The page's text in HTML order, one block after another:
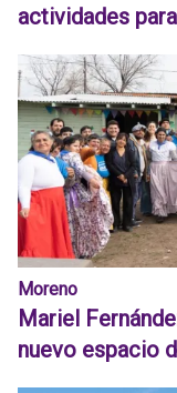
actividades
Moreno
Mariel
nuevo espacio